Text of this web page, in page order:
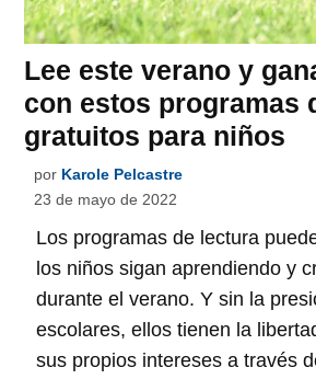
Lee este verano y
con estos programas
gratuitos para niños
por Karole Pelcastre
23 de mayo de 2022
Los programas de lectura
los niños sigan aprendiendo y
durante el verano. Y sin la
escolares, ellos tienen la
sus propios intereses a través